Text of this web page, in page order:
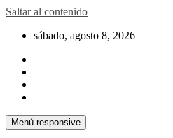
Saltar al contenido
sábado, agosto 8, 2026
Menú responsive